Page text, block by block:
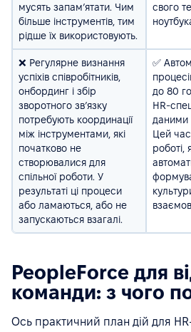
мусять запам’ятати. Чим
більше інструментів, тим
рідше їх використовують.
свого
❌ Регулярне визнання
успіхів співробітників,
онбординг і збір
зворотного зв’язку
потребують координації
між інструментами, які
початково не
створювалися для
спільної роботи. У
результаті ці процеси
або ламаються, або не
запускаються взагалі.
✅
до 80
HR-
даними
Цей
роботі,
PeopleForce для
команди: з чого
Ось практичний план дій для